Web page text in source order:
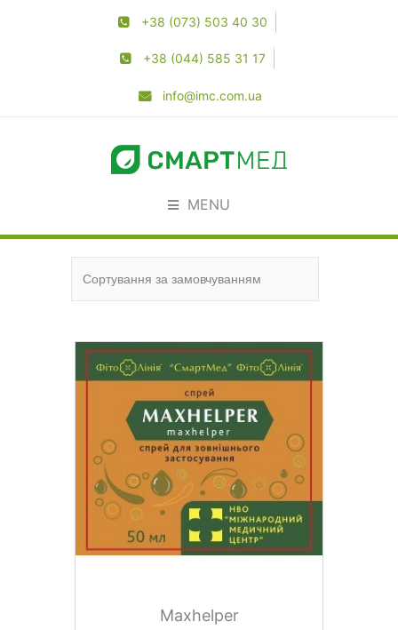
+38 (073) 503 40 30
+38 (044) 585 31 17
info@imc.com.ua
MENU
Maxhelper